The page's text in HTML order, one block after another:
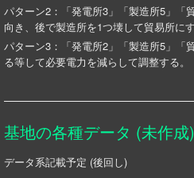
パターン2：「発電所3」「製造所5」「
向き、後で製造所を1つ壊して貿易所にす
パターン3：「発電所2」「製造所5」「
る等して必要電力を減らして調整する。
基地の各種データ (未作成)
データ系記載予定 (後回し)